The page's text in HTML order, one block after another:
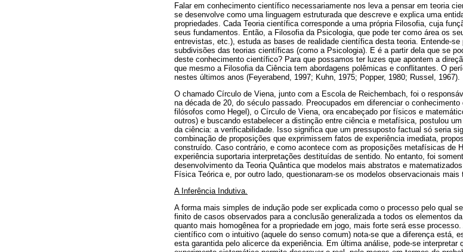
Falar em conhecimento científico necessariamente nos leva a pensar em teoria
se desenvolve como uma linguagem estruturada que descreve e explica uma
propriedades. Cada Teoria científica corresponde a uma própria Filosofia, cuja
seus fundamentos. Então, a Filosofia da Psicologia, que pode ter como área os
entrevistas, etc.), estuda as bases de realidade científica desta teoria. Entende-
subdivisões das teorias científicas (como a Psicologia). E é a partir dela que se
deste conhecimento científico? Para que possamos ter luzes que apontem a
que mesmo a Filosofia da Ciência tem abordagens polêmicas e conflitantes. O
nestes últimos anos (Feyerabend, 1997; Kuhn, 1975; Popper, 1980; Russel, 1967).
O chamado Círculo de Viena, junto com a Escola de Reichembach, foi o
na década de 20, do século passado. Preocupados em diferenciar o
filósofos como Hegel), o Círculo de Viena, ora encabeçado por físicos e
outros) e buscando estabelecer a distinção entre ciência e metafísica, postulou
da ciência: a verificabilidade. Isso significa que um pressuposto factual só seria
combinação de proposições que exprimissem fatos de experiência imediata,
construído. Caso contrário, e como acontece com as proposições metafísicas de
experiência suportaria interpretações destituídas de sentido. No entanto, foi
desenvolvimento da Teoria Quântica que modelos mais abstratos e
Física Teórica e, por outro lado, questionaram-se os modelos observacionais mais
A Inferência Indutiva.
A forma mais simples de indução pode ser explicada como o processo pelo qual
finito de casos observados para a conclusão generalizada a todos os elementos
quanto mais homogênea for a propriedade em jogo, mais forte será esse
científico com o intuitivo (aquele do senso comum) nota-se que a diferença está,
esta garantida pelo alicerce da experiência. Em última análise, pode-se interpretar